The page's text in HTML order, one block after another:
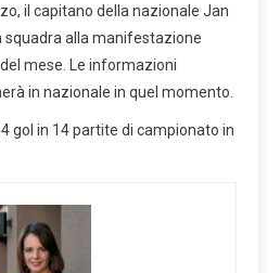
il capitano della nazionale Jan
squadra alla manifestazione
mese. Le informazioni
in nazionale in quel momento.
gol in 14 partite di campionato in